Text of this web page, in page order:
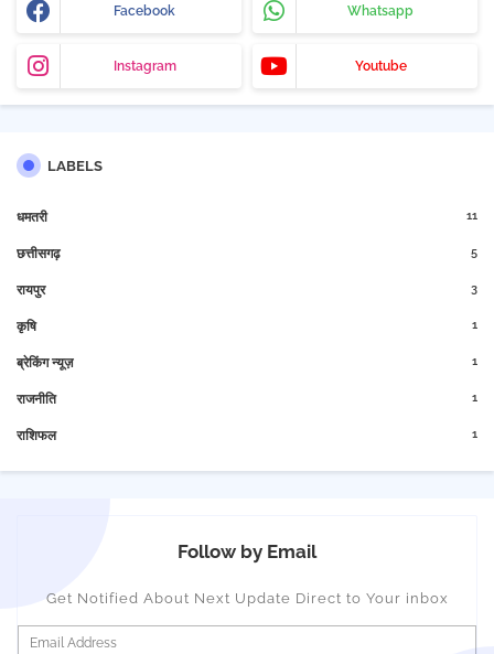
Facebook Whatsapp
Instagram Youtube
LABELS
धमतरी 11
छत्तीसगढ़ 5
रायपुर 3
कृषि 1
ब्रेकिंग न्यूज़ 1
राजनीति 1
राशिफल 1
Follow by Email
Get Notified About Next Update Direct to Your inbox